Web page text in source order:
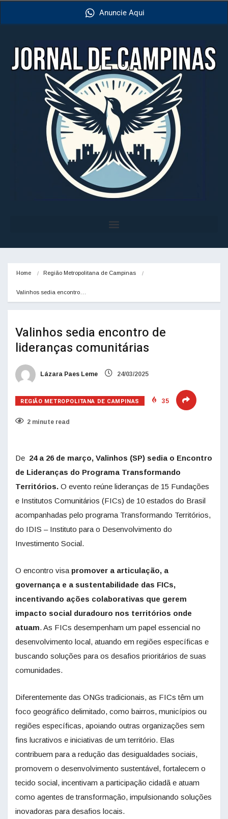
Anuncie Aqui
Home Região Metropolitana de Campinas
Valinhos sedia encontro…
Valinhos sedia encontro de
lideranças comunitárias
Lázara Paes Leme 24/03/2025
REGIÃO METROPOLITANA DE CAMPINAS 35
2 minute read
De 24 a 26 de março, Valinhos (SP) sedia o Encontro
de Lideranças do Programa Transformando
Territórios. O evento reúne lideranças de 15 Fundações
e Institutos Comunitários (FICs) de 10 estados do Brasil
acompanhadas pelo programa Transformando Territórios,
do IDIS – Instituto para o Desenvolvimento do
Investimento Social.
O encontro visa promover a articulação, a
governança e a sustentabilidade das FICs,
incentivando ações colaborativas que gerem
impacto social duradouro nos territórios onde
atuam. As FICs desempenham um papel essencial no
desenvolvimento local, atuando em regiões específicas e
buscando soluções para os desafios prioritários de suas
comunidades.
Diferentemente das ONGs tradicionais, as FICs têm um
foco geográfico delimitado, como bairros, municípios ou
regiões específicas, apoiando outras organizações sem
fins lucrativos e iniciativas de um território. Elas
contribuem para a redução das desigualdades sociais,
promovem o desenvolvimento sustentável, fortalecem o
tecido social, incentivam a participação cidadã e atuam
como agentes de transformação, impulsionando soluções
inovadoras para desafios locais.